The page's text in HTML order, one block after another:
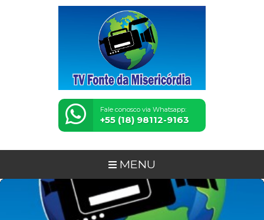
Fale conosco via Whatsapp:
+55 (18) 98112-9163
MENU